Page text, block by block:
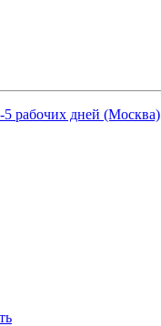
рабочих дней (Москва)